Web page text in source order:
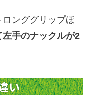
ンググリップほ
左手のナックルが2